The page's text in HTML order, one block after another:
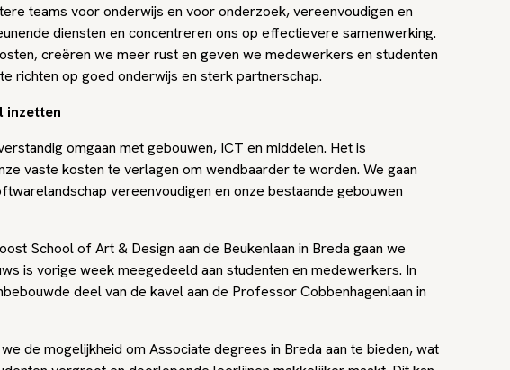
teams voor onderwijs en voor onderzoek, vereenvoudigen en
diensten en concentreren ons op effectievere samenwerking.
creëren we meer rust en geven we medewerkers en studenten
richten op goed onderwijs en sterk partnerschap.
inzetten
omgaan met gebouwen, ICT en middelen. Het is
vaste kosten te verlagen om wendbaarder te worden. We gaan
vereenvoudigen en onze bestaande gebouwen
School of Art & Design aan de Beukenlaan in Breda gaan we
is vorige week meegedeeld aan studenten en medewerkers. In
deel van de kavel aan de Professor Cobbenhagenlaan in
de mogelijkheid om Associate degrees in Breda aan te bieden, wat